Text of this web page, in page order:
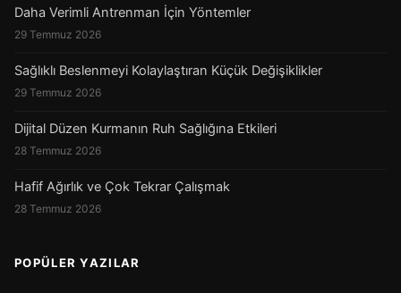
Daha Verimli Antrenman İçin Yöntemler
29 Temmuz 2026
Sağlıklı Beslenmeyi Kolaylaştıran Küçük Değişiklikler
29 Temmuz 2026
Dijital Düzen Kurmanın Ruh Sağlığına Etkileri
28 Temmuz 2026
Hafif Ağırlık ve Çok Tekrar Çalışmak
28 Temmuz 2026
POPÜLER YAZILAR